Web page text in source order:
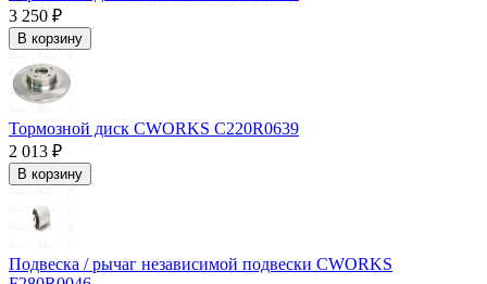
3 250 ₽
В корзину
Тормозной диск CWORKS C220R0639
2 013 ₽
В корзину
Подвеска / рычаг независимой подвески CWORKS